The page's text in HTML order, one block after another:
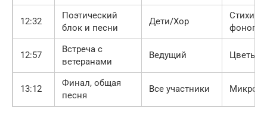
12:32
Поэтический
блок и песни
Дети/Хор
Стихи,
12:57
Встреча с
ветеранами
Ведущий Цветы
13:12
Финал, общая
песня
Все участники